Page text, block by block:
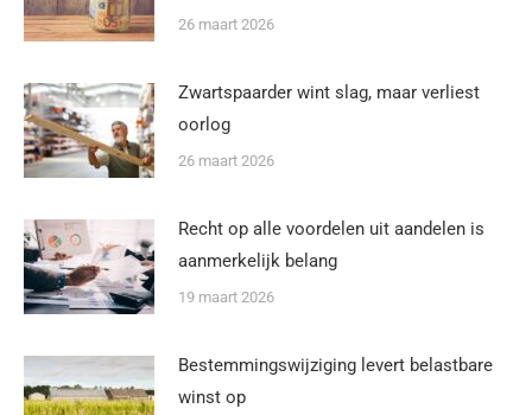
26 maart 2026
Zwartspaarder wint slag, maar verliest
oorlog
26 maart 2026
Recht op alle voordelen uit aandelen is
aanmerkelijk belang
19 maart 2026
Bestemmingswijziging levert belastbare
winst op